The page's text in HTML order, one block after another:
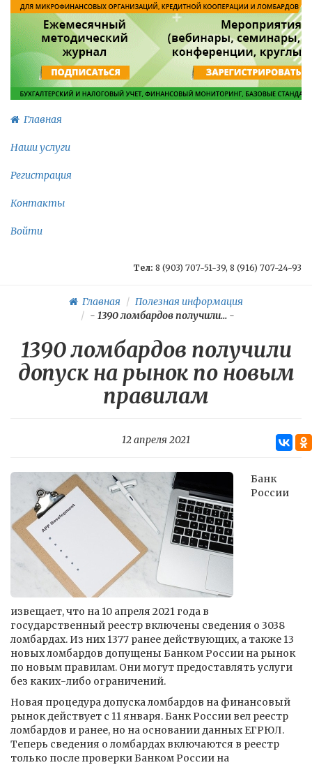
Главная
Наши услуги
Регистрация
Контакты
Войти
Тел: 8 (903) 707-51-39, 8 (916) 707-24-93
Главная
Полезная информация
- 1390 ломбардов получили... -
1390 ломбардов получили
допуск на рынок по новым
правилам
12 апреля 2021
Банк
России
извещает, что на 10 апреля 2021 года в
государственный реестр включены сведения о 3038
ломбардах. Из них 1377 ранее действующих, а также 13
новых ломбардов допущены Банком России на рынок
по новым правилам. Они могут предоставлять услуги
без каких-либо ограничений.
Новая процедура допуска ломбардов на финансовый
рынок действует с 11 января. Банк России вел реестр
ломбардов и ранее, но на основании данных ЕГРЮЛ.
Теперь сведения о ломбардах включаются в реестр
только после проверки Банком России на